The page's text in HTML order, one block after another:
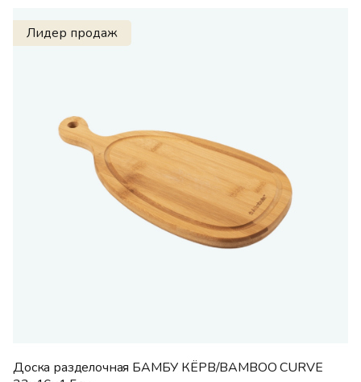
Лидер продаж
Доска разделочная БАМБУ КЁРВ/BAMBOO CURVE